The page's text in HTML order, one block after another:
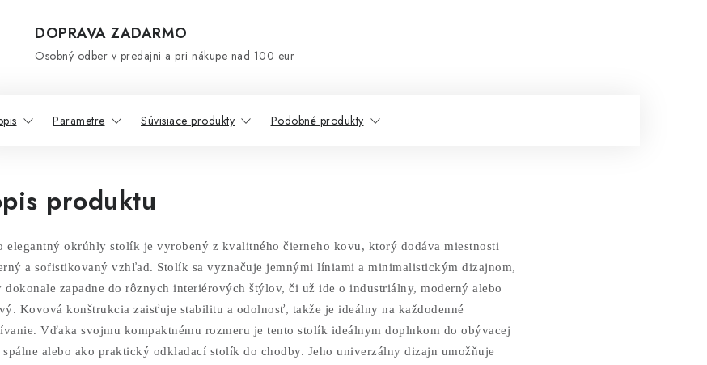
DOPRAVA ZADARMO
Osobný odber v predajni a pri nákupe nad 100 eur
Parametre Súvisiace produkty Podobné produkty
produktu
elegantný okrúhly stolík je vyrobený z kvalitného čierneho kovu, ktorý dodáva miestnosti
a sofistikovaný vzhľad. Stolík sa vyznačuje jemnými líniami a minimalistickým dizajnom,
dokonale zapadne do rôznych interiérových štýlov, či už ide o industriálny, moderný alebo
Kovová konštrukcia zaisťuje stabilitu a odolnosť, takže je ideálny na každodenné
Vďaka svojmu kompaktnému rozmeru je tento stolík ideálnym doplnkom do obývacej
alebo ako praktický odkladací stolík do chodby. Jeho univerzálny dizajn umožňuje